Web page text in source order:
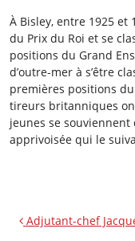
À Bisley, entre 1925
du Prix du Roi et se
positions du Grand
d’outre-mer à s’être
premières positions
tireurs britanniques
jeunes se
apprivoisée qui le
Adjutant-chef